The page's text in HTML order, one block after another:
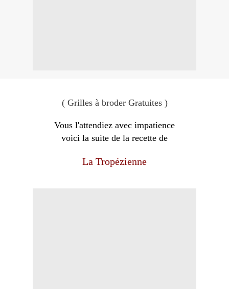
( Grilles à broder Gratuites )
Vous l'attendiez avec impatience
voici la suite de la recette de
La Tropézienne